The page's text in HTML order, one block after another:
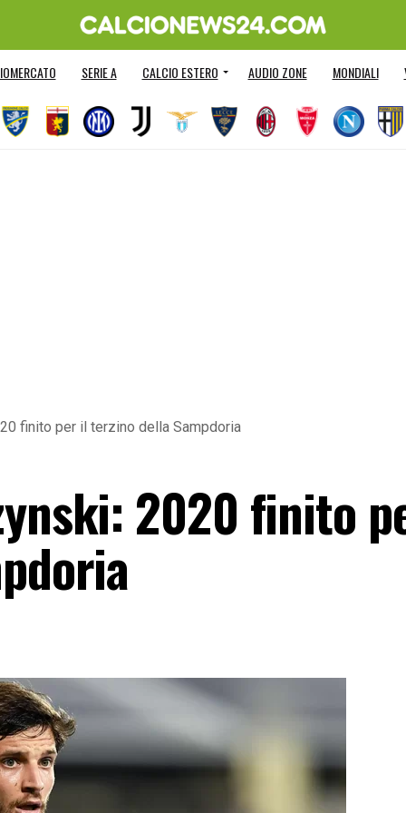
SERIE A CALCIO ESTERO AUDIO ZONE MONDIALI
finito per il terzino della Sampdoria
2020 finito